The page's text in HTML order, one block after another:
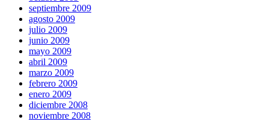
septiembre 2009
agosto 2009
julio 2009
junio 2009
mayo 2009
abril 2009
marzo 2009
febrero 2009
enero 2009
diciembre 2008
noviembre 2008